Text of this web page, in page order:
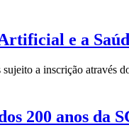
e a
a inscrição através
200 anos da